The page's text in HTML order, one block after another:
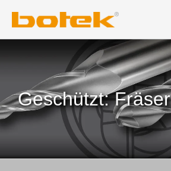
Inhalt
springen
Tiefbohren
News & Medien
Geschützt: Fräser